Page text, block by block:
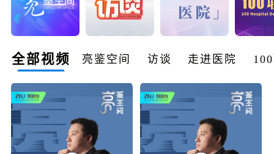
全部视频 亮鉴空间 访谈 走进医院